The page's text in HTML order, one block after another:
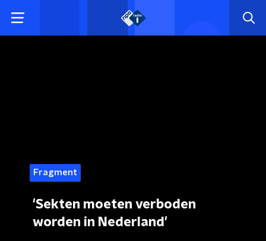
Fragment
'Sekten moeten verboden
worden in Nederland'